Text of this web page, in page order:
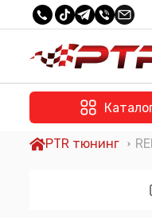
PTR тюнинг